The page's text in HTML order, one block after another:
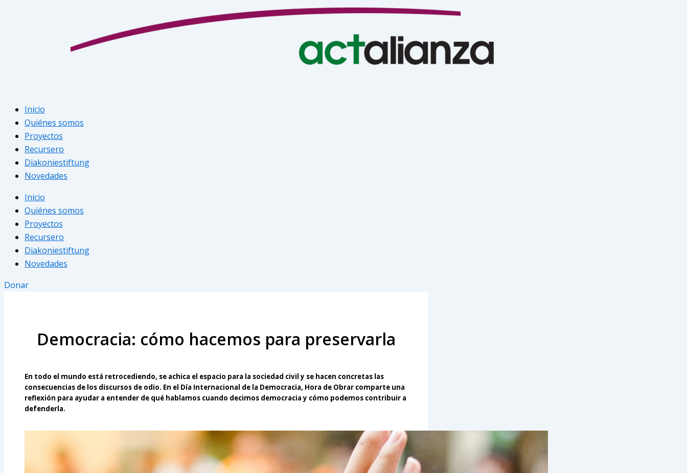
Inicio
Quiénes somos
Proyectos
Recursero
Diakoniestiftung
Novedades
Inicio
Quiénes somos
Proyectos
Recursero
Diakoniestiftung
Novedades
Donar
Democracia: cómo hacemos para preservarla
En todo el mundo está retrocediendo, se achica el espacio para la sociedad civil y se hacen concretas las
consecuencias de los discursos de odio. En el Día Internacional de la Democracia, Hora de Obrar comparte una
reflexión para ayudar a entender de qué hablamos cuando decimos democracia y cómo podemos contribuir a
defenderla.